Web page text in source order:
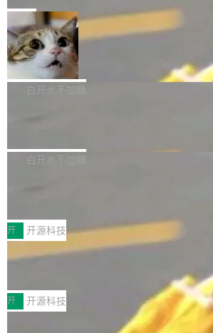
是把这段空隙补上。 回退到任何一次编辑：
aDB 捕获 commit 之间的每一次操作，...
微软同期总资本开支的四成。 与亚马逊、
bet、微软以及 Meta 等传统科技巨头相比，
ceXAI的资金消耗速度尤为引人瞩目。然而，
撑庞大支出的资金来源却呈现出截然不同的面
貌。数据显示，微软和 Meta 主要依托充沛
一个在终端里运行的编程 agent；Muse
1.2，驱动这个 agent 的新模型。一句话概括
你可以用 curl -fsSL https://dev.meta.ai/
sh | bash 安装一个能在大项目里自动规划、
代码、验证结果的 AI 终端工具。 据介绍，
个主 agent 循环，外加一组后台 agent。这些
局
美团开源 LoHoSearch，用知识图谱校
准 AI 能力认知
机器出题的前提，是让机器拥有全局视野。
构建流程可以分为四个环节：建图 → 控制难
白开水不加糖
库，并将作为transport接入Mooncake TENT
MPComm将作为一种传输引擎接入
ENT，实现零拷贝传输性能提升30%、非零拷
传输性能最高提升5倍。UCL-MPComm底层
于自研UCL-Engine通信引擎，后续腾讯网平
持续开源更多基于UCL-Engine的高性能通信
件。 腾讯网平团队在UCL-MPComm中实现
个独立于业务线程的全局通信引擎（Engine
白开水不加糖
型案例入选名单》，深信服“面向企业研发场
开源 AI 编程平台 CoStrict 应用”凭借卓越的
创新与落地成效成功入选。 全链路私有化部
助力企业AI研发安全落地 当前，越来越多企
经开始引入 AI Coding 工具，通过调用公有
型或企业内部部署模型提升研发效率。但随
Coding 从个人辅助工具逐步走向团队级、组
开 开源科技
深信服AI算力网关入选工信部人工智能
前不久，工业和信息化部正式发布《2025年
智能应用典型案例名单》，集中展示人工智
各领域的应用成果，覆盖技术底座、行业赋
开 开源科技